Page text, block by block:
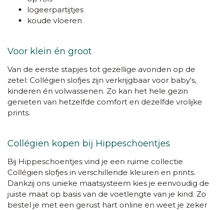
logeerpartijtjes
koude vloeren
Voor klein én groot
Van de eerste stapjes tot gezellige avonden op de
zetel: Collégien slofjes zijn verkrijgbaar voor baby's,
kinderen én volwassenen. Zo kan het hele gezin
genieten van hetzelfde comfort en dezelfde vrolijke
prints.
Collégien kopen bij Hippeschoentjes
Bij Hippeschoentjes vind je een ruime collectie
Collégien slofjes in verschillende kleuren en prints.
Dankzij ons unieke maatsysteem kies je eenvoudig de
juiste maat op basis van de voetlengte van je kind. Zo
bestel je met een gerust hart online en weet je zeker